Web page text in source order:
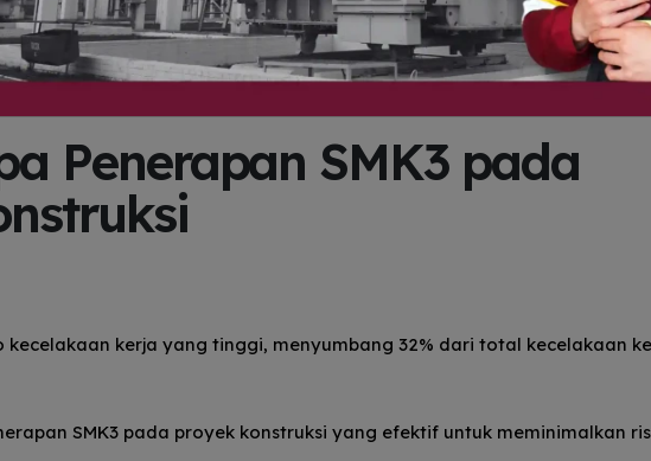
Penerapan SMK3 pada
kecelakaan kerja yang tinggi, menyumbang 32% dari total kecelakaan
SMK3 pada proyek konstruksi yang efektif untuk meminimalkan